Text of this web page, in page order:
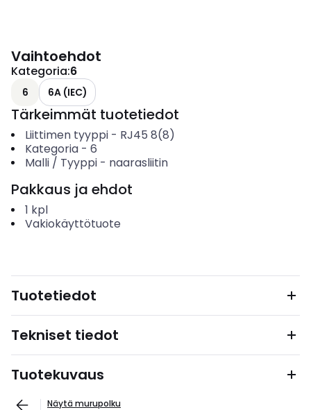
Vaihtoehdot
Kategoria:6
6 6A (IEC)
Tärkeimmät tuotetiedot
Liittimen tyyppi- RJ45 8(8)
Kategoria- 6
Malli / Tyyppi- naarasliitin
Pakkaus ja ehdot
1 kpl
Vakiokäyttötuote
Tuotetiedot
Tekniset tiedot
Tuotekuvaus
Näytä murupolku